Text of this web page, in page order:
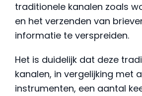
traditionele kanalen zoals
en het verzenden van
informatie te verspreiden.
Het is duidelijk dat deze
kanalen, in vergelijking met
instrumenten, een aantal